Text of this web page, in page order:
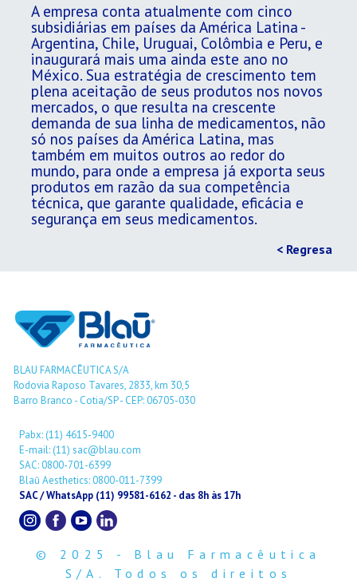
A empresa conta atualmente com cinco
subsidiárias em países da América Latina -
Argentina, Chile, Uruguai, Colômbia e Peru, e
inaugurará mais uma ainda este ano no
México. Sua estratégia de crescimento tem
plena aceitação de seus produtos nos novos
mercados, o que resulta na crescente
demanda de sua linha de medicamentos, não
só nos países da América Latina, mas
também em muitos outros ao redor do
mundo, para onde a empresa já exporta seus
produtos em razão da sua competência
técnica, que garante qualidade, eficácia e
segurança em seus medicamentos.
< Regresa
BLAU FARMACÊUTICA S/A
Rodovia Raposo Tavares, 2833, km 30,5
Barro Branco - Cotia/SP - CEP: 06705-030
Pabx: (11) 4615-9400
E-mail: (11) sac@blau.com
SAC: 0800-701-6399
Blaū Aesthetics: 0800-011-7399
SAC / WhatsApp (11) 99581-6162 - das 8h às 17h
© 2025 - Blau Farmacêutica
S/A. Todos os direitos